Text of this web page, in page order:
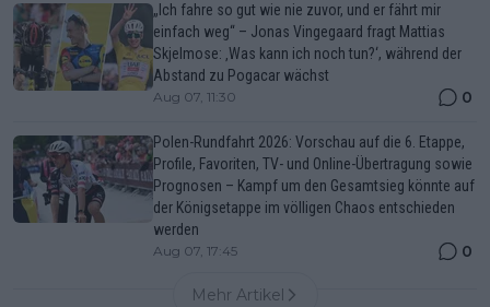
„Ich fahre so gut wie nie zuvor, und er fährt mir
einfach weg“ – Jonas Vingegaard fragt Mattias
Skjelmose: ‚Was kann ich noch tun?‘, während der
Abstand zu Pogacar wächst
Aug 07, 11:30 0
Polen-Rundfahrt 2026: Vorschau auf die 6. Etappe,
Profile, Favoriten, TV- und Online-Übertragung sowie
Prognosen – Kampf um den Gesamtsieg könnte auf
der Königsetappe im völligen Chaos entschieden
werden
Aug 07, 17:45 0
Mehr Artikel